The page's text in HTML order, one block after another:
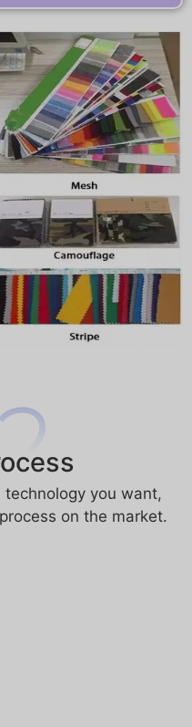
technology you want​,
on the market.